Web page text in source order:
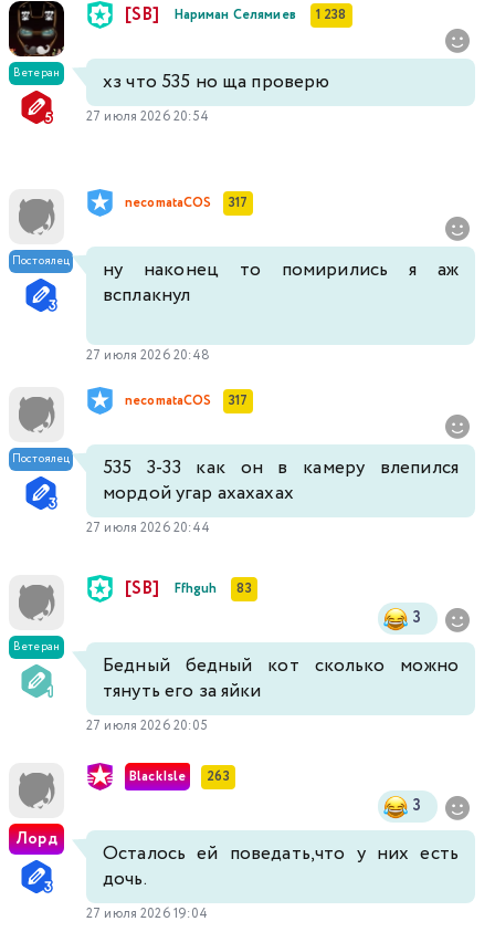
Ветеран
[SB] Нариман Селямиев 1 238
хз что 535 но ща проверю
27 июля 2026 20:54
Постоялец
necomataCOS 317
ну наконец то помирились я аж
всплакнул
27 июля 2026 20:48
Постоялец
necomataCOS 317
535 3-33 как он в камеру влепился
мордой угар ахахахах
27 июля 2026 20:44
Ветеран
[SB] Ffhguh 83
3
Бедный бедный кот сколько можно
тянуть его за яйки
27 июля 2026 20:05
Лорд
BlackIsle 263
3
Осталось ей поведать,что у них есть
дочь.
27 июля 2026 19:04